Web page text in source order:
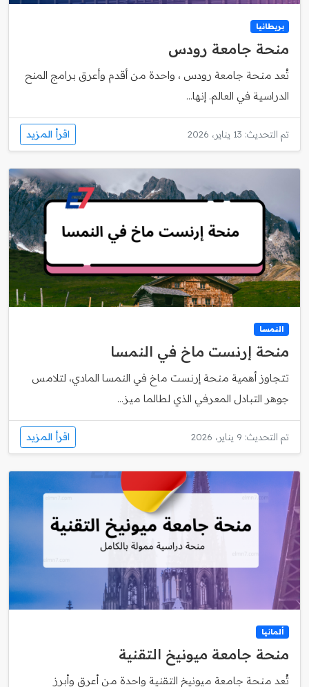
بريطانيا
منحة جامعة رودس
تُعد منحة جامعة رودس ، واحدة من أقدم وأعرق برامج المنح
الدراسية في العالم. إنها...
تم التحديث: 13 يناير، 2026 اقرأ المزيد
النمسا
منحة إرنست ماخ في النمسا
تتجاوز أهمية منحة إرنست ماخ في النمسا المادي، لتلامس
جوهر التبادل المعرفي الذي لطالما ميز...
تم التحديث: 9 يناير، 2026 اقرأ المزيد
ألمانيا
منحة جامعة ميونيخ التقنية
تُعد منحة جامعة ميونيخ التقنية واحدة من أعرق وأبرز